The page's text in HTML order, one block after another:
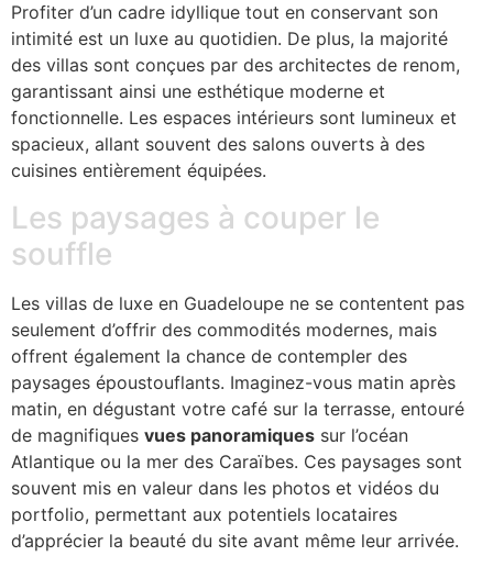
Profiter d’un cadre idyllique tout en conservant son
intimité est un luxe au quotidien. De plus, la majorité
des villas sont conçues par des architectes de renom,
garantissant ainsi une esthétique moderne et
fonctionnelle. Les espaces intérieurs sont lumineux et
spacieux, allant souvent des salons ouverts à des
cuisines entièrement équipées.
Les paysages à couper le
souffle
Les villas de luxe en Guadeloupe ne se contentent pas
seulement d’offrir des commodités modernes, mais
offrent également la chance de contempler des
paysages époustouflants. Imaginez-vous matin après
matin, en dégustant votre café sur la terrasse, entouré
de magnifiques vues panoramiques sur l’océan
Atlantique ou la mer des Caraïbes. Ces paysages sont
souvent mis en valeur dans les photos et vidéos du
portfolio, permettant aux potentiels locataires
d’apprécier la beauté du site avant même leur arrivée.